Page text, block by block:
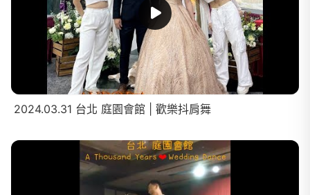
2024.03.31 台北 庭園會館 | 歡樂抖肩舞